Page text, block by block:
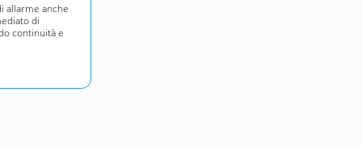
allarme anche
di
continuità e